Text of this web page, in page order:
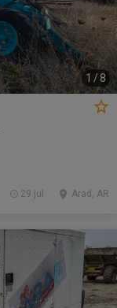
1 /8
Arad, AR
29 jul.